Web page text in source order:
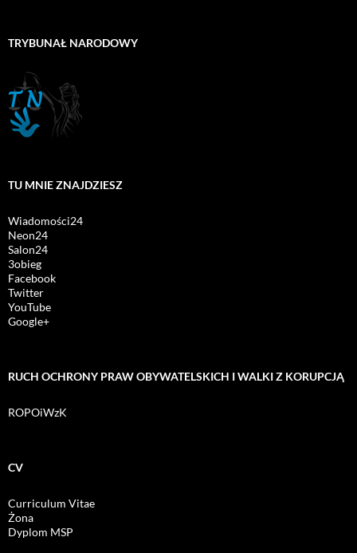
TRYBUNAŁ NARODOWY
TU MNIE ZNAJDZIESZ
Wiadomości24
Neon24
Salon24
3obieg
Facebook
Twitter
YouTube
Google+
RUCH OCHRONY PRAW OBYWATELSKICH I WALKI Z KORUPCJĄ
ROPOiWzK
CV
Curriculum Vitae
Żona
Dyplom MSP